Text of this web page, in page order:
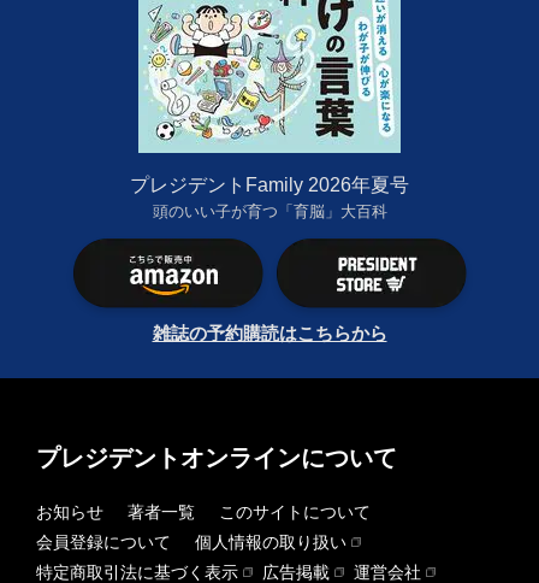
プレジデントFamily 2026年夏号
頭のいい子が育つ「育脳」大百科
雑誌の予約購読はこちらから
プレジデントオンラインについて
お知らせ 著者一覧
このサイトについて
会員登録について
個人情報の取り扱い
特定商取引法に基づく表示
広告掲載
運営会社